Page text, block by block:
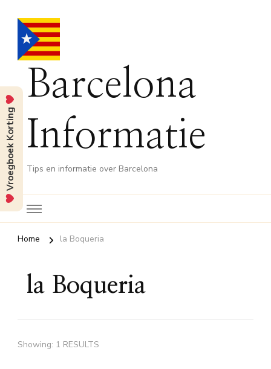
Barcelona
Informatie
Tips en informatie over Barcelona
Home la Boqueria
la Boqueria
Showing: 1 RESULTS
Vroegboek Korting